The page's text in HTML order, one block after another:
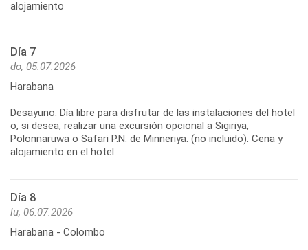
Día 7
do, 05.07.2026
Harabana
Desayuno. Día libre para disfrutar de las instalaciones del hotel
o, si desea, realizar una excursión opcional a Sigiriya,
Polonnaruwa o Safari P.N. de Minneriya. (no incluido). Cena y
Día 8
lu, 06.07.2026
Harabana - Colombo